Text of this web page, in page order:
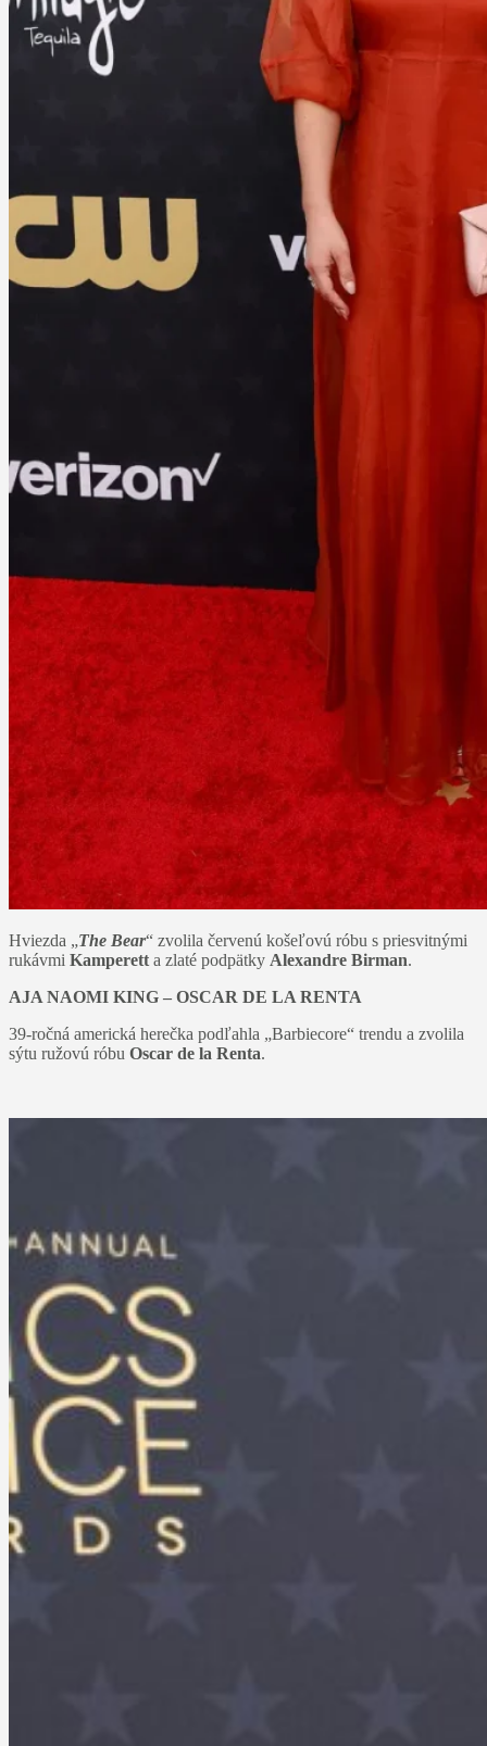
Hviezda „The Bear“ zvolila červenú košeľovú róbu s priesvitnými
rukávmi Kamperett a zlaté podpätky Alexandre Birman.
AJA NAOMI KING – OSCAR DE LA RENTA
39-ročná americká herečka podľahla „Barbiecore“ trendu a zvolila
sýtu ružovú róbu Oscar de la Renta.